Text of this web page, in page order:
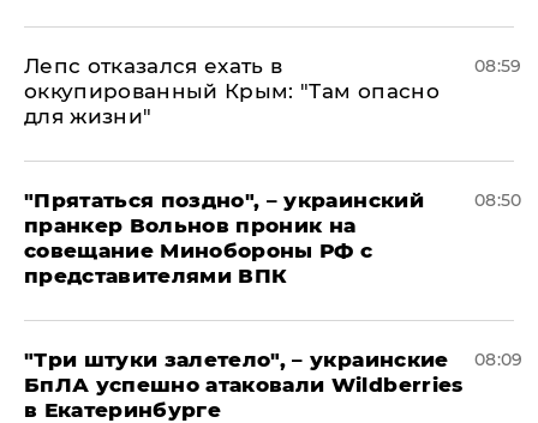
Лепс отказался ехать в
оккупированный Крым: "Там опасно
для жизни"
08:59
"Прятаться поздно", – украинский
пранкер Вольнов проник на
совещание Минобороны РФ с
представителями ВПК
08:50
"Три штуки залетело", – украинские
БпЛА успешно атаковали Wildberries
в Екатеринбурге
08:09